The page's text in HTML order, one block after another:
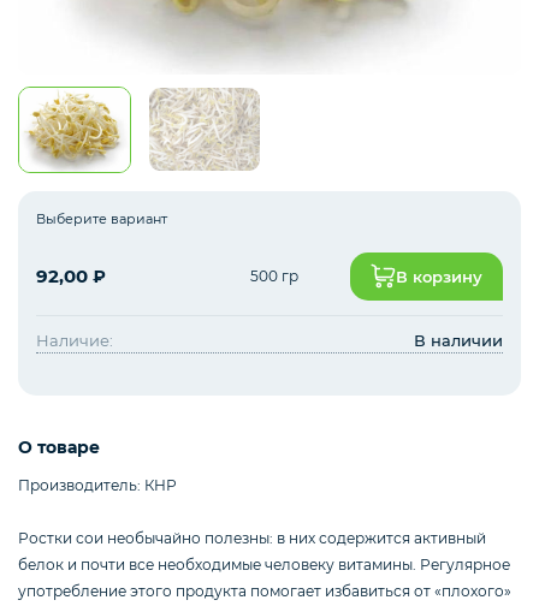
Зелень / салаты
Зелень импорт
Замороженное пюре из ягод и фруктов
Курица, филе грудки, окорока
Выберите вариант
92,00 ₽ 500 гр В корзину
Наличие: В наличии
О товаре
Производитель: КНР
Ростки сои необычайно полезны: в них содержится активный
белок и почти все необходимые человеку витамины. Регулярное
употребление этого продукта помогает избавиться от «плохого»